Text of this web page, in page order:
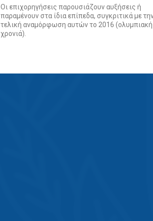
Οι επιχορηγήσεις παρουσιάζουν αυξήσεις ή
παραμένουν στα ίδια επίπεδα, συγκριτικά με
τελική αναμόρφωση αυτών το 2016 (ολυμπιακή
χρονιά).